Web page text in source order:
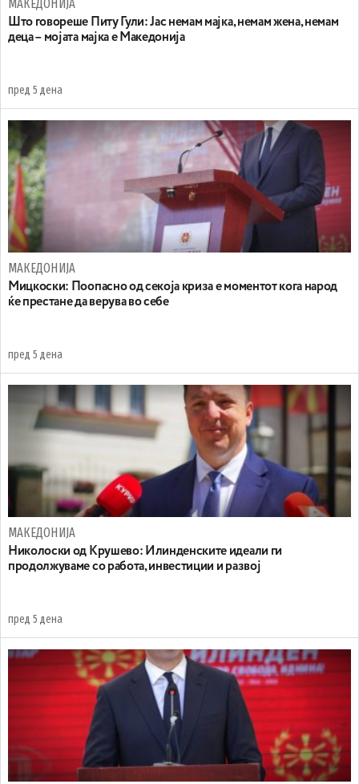
МАКЕДОНИЈА
Што говореше Питу Гули: Јас немам мајка, немам жена, немам
деца – мојата мајка е Македонија
пред 5 дена
МАКЕДОНИЈА
Мицкоски: Поопасно од секоја криза е моментот кога народ
ќе престане да верува во себе
пред 5 дена
МАКЕДОНИЈА
Николоски од Крушево: Илинденските идеали ги
продолжуваме со работа, инвестиции и развој
пред 5 дена